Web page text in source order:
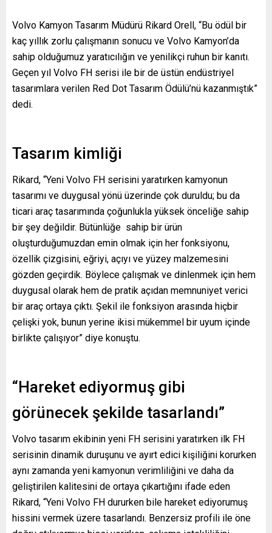
Volvo Kamyon Tasarım Müdürü Rikard Orell, “Bu ödül bir
kaç yıllık zorlu çalışmanın sonucu ve Volvo Kamyon’da
sahip olduğumuz yaratıcılığın ve yenilikçi ruhun bir kanıtı.
Geçen yıl Volvo FH serisi ile bir de üstün endüstriyel
tasarımlara verilen Red Dot Tasarım Ödülü’nü kazanmıştık”
dedi.
Tasarım kimliği
Rikard, “Yeni Volvo FH serisini yaratırken kamyonun
tasarımı ve duygusal yönü üzerinde çok duruldu; bu da
ticari araç tasarımında çoğunlukla yüksek önceliğe sahip
bir şey değildir. Bütünlüğe sahip bir ürün
oluşturduğumuzdan emin olmak için her fonksiyonu,
özellik çizgisini, eğriyi, açıyı ve yüzey malzemesini
gözden geçirdik. Böylece çalışmak ve dinlenmek için hem
duygusal olarak hem de pratik açıdan memnuniyet verici
bir araç ortaya çıktı. Şekil ile fonksiyon arasında hiçbir
çelişki yok, bunun yerine ikisi mükemmel bir uyum içinde
birlikte çalışıyor” diye konuştu.
“Hareket ediyormuş gibi
görünecek şekilde tasarlandı”
Volvo tasarım ekibinin yeni FH serisini yaratırken ilk FH
serisinin dinamik duruşunu ve ayırt edici kişiliğini korurken
aynı zamanda yeni kamyonun verimliliğini ve daha da
geliştirilen kalitesini de ortaya çıkartığını ifade eden
Rikard, “Yeni Volvo FH dururken bile hareket ediyorumuş
hissini vermek üzere tasarlandı. Benzersiz profili ile öne